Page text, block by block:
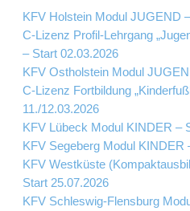
KFV Holstein Modul JUGEND
C-Lizenz Profil-Lehrgang
– Start 02.03.2026
KFV Ostholstein Modul
C-Lizenz Fortbildung
11./12.03.2026
KFV Lübeck Modul KINDER –
KFV Segeberg Modul KINDER
KFV Westküste
Start 25.07.2026
KFV Schleswig-Flensburg